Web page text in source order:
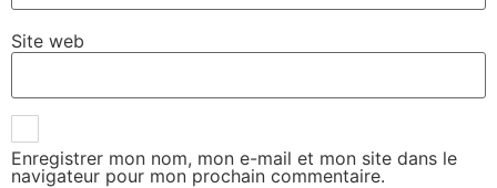
Site web
Enregistrer mon nom, mon e-mail et mon site dans le
navigateur pour mon prochain commentaire.